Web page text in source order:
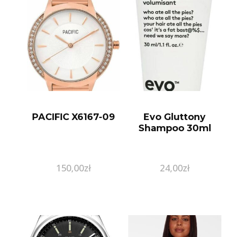
PACIFIC X6167-09
150,00zł
Evo Gluttony
Shampoo 30ml
24,00zł